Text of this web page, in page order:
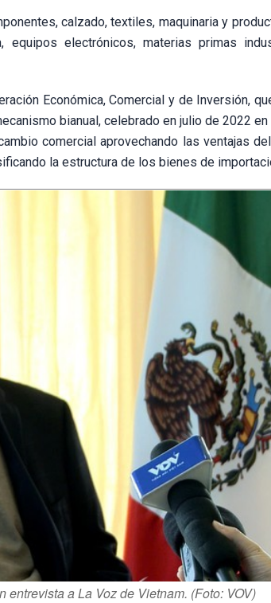
calzado, textiles, maquinaria y
equipos electrónicos, materias primas
Económica, Comercial y de Inversión,
bianual, celebrado en julio de 2022
comercial aprovechando las ventajas
la estructura de los bienes de
a La Voz de Vietnam. (Foto: VOV)